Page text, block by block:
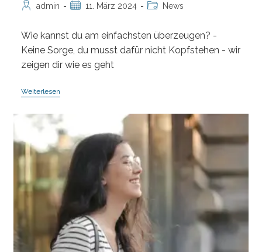
Beitrags-
admin
Beitrag11. März 2024
Beitrags-
News
Wie kannst du am einfachsten überzeugen? -
Keine Sorge, du musst dafür nicht Kopfstehen - wir
zeigen dir wie es geht
WeiterlesenWie
Am
Besten
Überzeugen
Im
Bewerbungsprozess?